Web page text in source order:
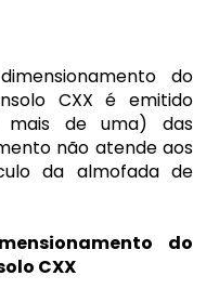
do
CXX é emitido
mais de uma) das
não atende aos
da almofada de
do
CXX